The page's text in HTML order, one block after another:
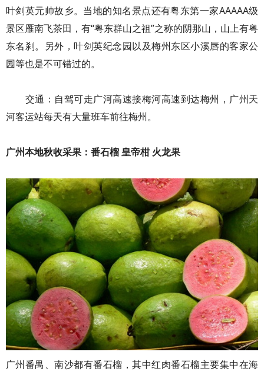
叶剑英元帅故乡。当地的知名景点还有粤东第一家AAAAA级
景区雁南飞茶田，有“粤东群山之祖”之称的阴那山，山上有粤
东名刹。另外，叶剑英纪念园以及梅州东区小溪唇的客家公
园等也是不可错过的。
交通：自驾可走广河高速接梅河高速到达梅州，广州天
河客运站每天有大量班车前往梅州。
广州本地秋收采果：番石榴 皇帝柑 火龙果
广州番禺、南沙都有番石榴，其中红肉番石榴主要集中在海